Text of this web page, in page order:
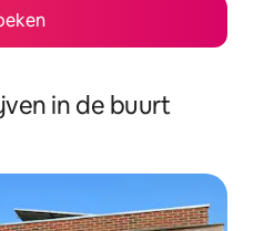
in de buurt